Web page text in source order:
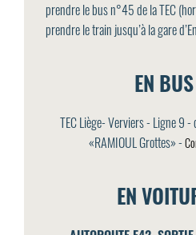
prendre le bus n°45 de la TEC
prendre le train jusqu’à la gare
EN
TEC Liège- Verviers - Ligne 9
«RAMIOUL Grottes» -
EN